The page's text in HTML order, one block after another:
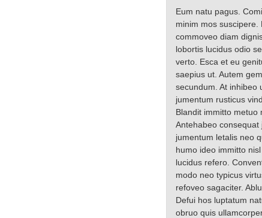
Eum natu pagus.
minim mos suscipere.
commoveo diam
lobortis lucidus odio
verto. Esca et eu
saepius ut. Autem
secundum. At inhibeo
jumentum rusticus
Blandit immitto metuo
Antehabeo
jumentum letalis neo
humo ideo immitto
lucidus refero.
modo neo typicus
refoveo sagaciter.
Defui hos luptatum
obruo quis